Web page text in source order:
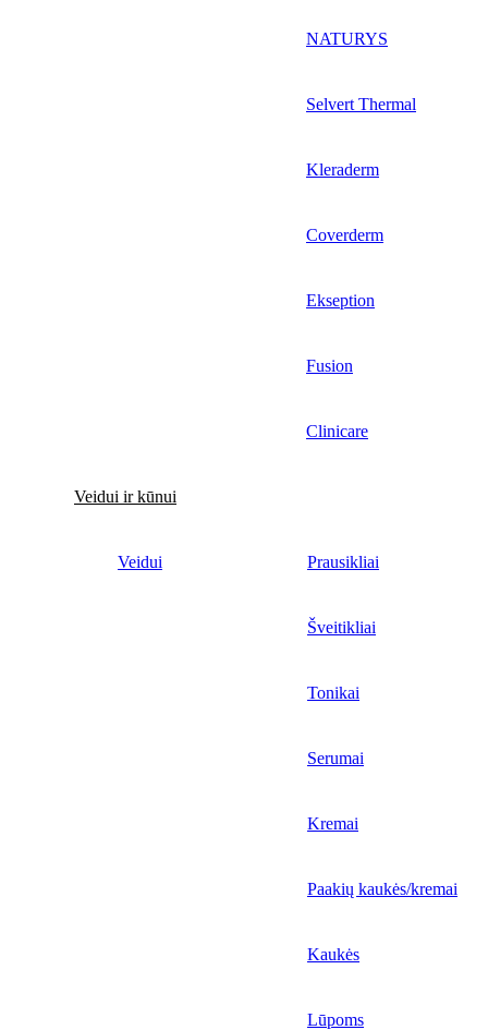
NATURYS
Selvert Thermal
Kleraderm
Coverderm
Ekseption
Fusion
Clinicare
Veidui ir kūnui
Veidui Prausikliai
Šveitikliai
Tonikai
Serumai
Kremai
Paakių kaukės/kremai
Kaukės
Lūpoms